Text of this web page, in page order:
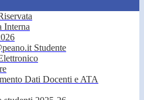
Interna
Studente
Dati Docenti e ATA